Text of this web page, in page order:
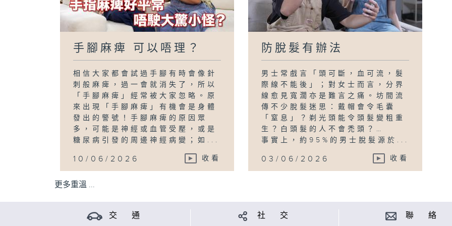
手腳麻痺 可以唔理？
相信大家都會試過手腳有時會像針
刺般麻痺，過一會就消失了，所以
「手腳麻痺」經常被大家忽略。原
來出現「手腳麻痺」有機會是身體
發出的警號！手腳麻痺的原因眾
多，可能是神經或血管受壓，或是
糖尿病引發的周邊神經病變；如...
10/06/2026 收看
防脫髮有辦法
男士常戲言「頭可斷，血可流，髮
際線不能後」；對女士而言，分界
線愈見寬濶亦是難言之痛。坊間流
傳不少脫髮迷思：戴帽會令毛囊
「窒息」？剃光頭能令頭髮變粗重
生？白頭髮的人不會禿頭？…
事實上，約95%的男士脫髮源於...
03/06/2026 收看
更多重溫 ...
交 通 社 交 聯 絡